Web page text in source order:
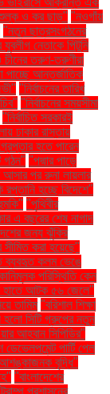
শুল্ক ও কর ছাড়" "নওগাঁয়
"নতুন ছাত্রসংগঠনের
যুবলীগ নেতাকে পিটুনি
চীনের তরুণ-তরুণীরা
পাচ্ছে আন্তর্জাতিক
"নির্বাচনের তারিখ
"নির্বাচনের সময়সীমা
"নির্বাচিত সরকারই
ঢাকার রাস্তায়
হতে পারেন
গঠন" "পদ্মার পাড়ে
আসার পর রুনা লায়লার
রপ্তানি হচ্ছে বিদেশে"
"পৃথিবীর
এ বছরের শেষ নাগাদ
জন্য ঝুঁকির
সীমিত করা হয়েছে"
ব্যবহৃত কলম ভেঙে
পরিস্থিতি কেন
হাতে আটক ৫৬ জেলে"
তামিম "বরিশাল শিক্ষা
হলো সিটি গ্রুপের নতুন
আহ্বান সিপিডির"
ডেভেলপমেন্ট পার্টি পেল
আশঙ্কাজনক বৃদ্ধি"
"বাংলাদেশের
প্রশাসনের